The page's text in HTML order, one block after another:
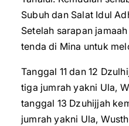
Subuh dan Salat Idul
Setelah sarapan
tenda di Mina untuk
Tanggal 11 dan 12
tiga jumrah yakni Ula,
tanggal 13 Dzuhijjah
jumrah yakni Ula,